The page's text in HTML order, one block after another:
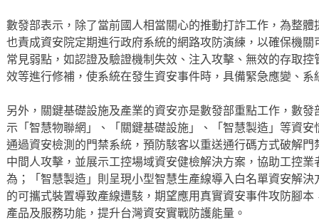
數發部表示，除了當前國人相當關心的推動打詐工作，為整
也責成資安院定期進行政府系統的網路攻防演練，以確保機
常見弱點，如認證及驗證機制失效、注入攻擊、無效的存取
效等進行修補，使系統在發生資安事件時，具備緊急應變、
另外，關鍵基礎設施及產業的資安亦是數發部重點工作，數
示「智慧物聯網」、「關鍵基礎設施」、「智慧製造」等資
通過資安檢測的門禁系統，預防駭客以重送通行碼方式破解
中間人攻擊，並展示工控場域資安健檢解決方案，協助工控
為；「智慧製造」則呈現小型智慧生產線導入白名單資安解
的可攜式裝置導致產線遭駭，期望應用真實資安事件攻防腳
產品及服務功能，提升台灣資安實戰防護能量。